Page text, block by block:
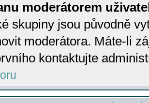
moderátorem
skupiny jsou původně
moderátora. Máte-li
kontaktujte